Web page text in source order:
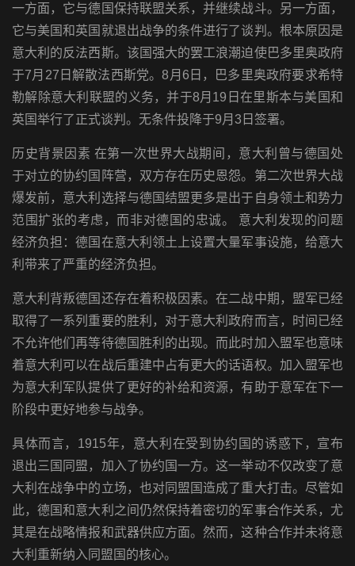
一方面，它与德国保持联盟关系，并继续战斗。另一方面，
它与美国和英国就退出战争的条件进行了谈判。根本原因是
意大利的反法西斯。该国强大的罢工浪潮迫使巴多里奥政府
于7月27日解散法西斯党。8月6日，巴多里奥政府要求希特
勒解除意大利联盟的义务，并于8月19日在里斯本与美国和
英国举行了正式谈判。无条件投降于9月3日签署。
历史背景因素 在第一次世界大战期间，意大利曾与德国处
于对立的协约国阵营，双方存在历史恩怨。第二次世界大战
爆发前，意大利选择与德国结盟更多是出于自身领土和势力
范围扩张的考虑，而非对德国的忠诚。 意大利发现的问题
经济负担：德国在意大利领土上设置大量军事设施，给意大
利带来了严重的经济负担。
意大利背叛德国还存在着积极因素。在二战中期，盟军已经
取得了一系列重要的胜利，对于意大利政府而言，时间已经
不允许他们再等待德国胜利的出现。而此时加入盟军也意味
着意大利可以在战后重建中占有更大的话语权。加入盟军也
为意大利军队提供了更好的补给和资源，有助于意军在下一
阶段中更好地参与战争。
具体而言，1915年，意大利在受到协约国的诱惑下，宣布
退出三国同盟，加入了协约国一方。这一举动不仅改变了意
大利在战争中的立场，也对同盟国造成了重大打击。尽管如
此，德国和意大利之间仍然保持着密切的军事合作关系，尤
其是在战略情报和武器供应方面。然而，这种合作并未将意
大利重新纳入同盟国的核心。